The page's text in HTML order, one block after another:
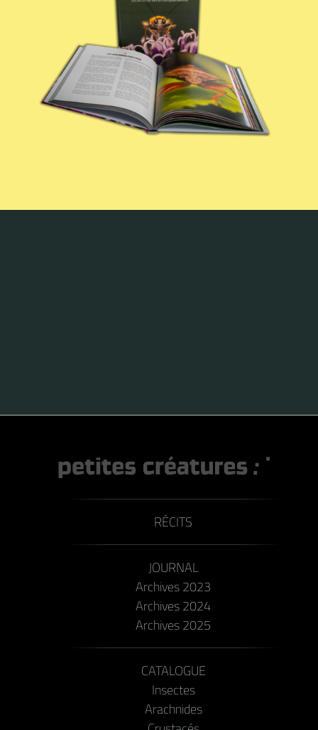
RÉCITS
JOURNAL
Archives 2023
Archives 2024
Archives 2025
CATALOGUE
Insectes
Arachnides